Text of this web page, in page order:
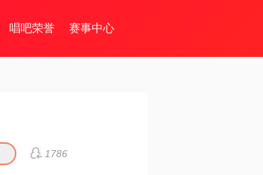
唱吧荣誉 赛事中心
1786